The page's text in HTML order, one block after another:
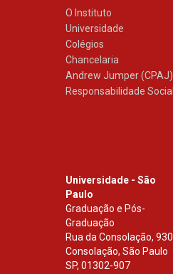
O Instituto
Universidade
Colégios
Chancelaria
Andrew Jumper (CPAJ)
Responsabilidade Social
Universidade - São
Paulo
Graduação e Pós-
Graduação
Rua da Consolação, 930
Consolação, São Paulo
SP, 01302-907